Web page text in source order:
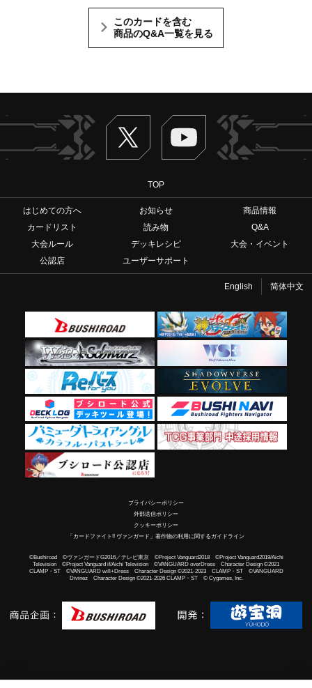
このカードを含む
商品のQ&A一覧を見る
Twitter ヴァンガードch
TOP
はじめての方へ お知らせ
商品情報
カードリスト
読み物
Q&A
大会ルール
デッキレシピ
大会・イベント
公認店
ユーザーサポート
English 简体中文
プライバシーポリシー
外部送信ポリシー
クッキーポリシー
「カードファイト!! ヴァンガード」著作物の利用に関するガイドライン
©Bushiroad ©ヴァンガードG2016／テレビ東京 ©Project Vanguard2018 ©Project Vanguard2019/Aichi
Television ©Project Vanguard if/Aichi Television ©VANGUARD overDress Character Design ©2021
CLAMP・ST ©VANGUARD will+Dress Character Design ©2021-2023 CLAMP・ST ©VANGUARD
Divinez Character Design ©2021-2026 CLAMP・ST © Cygames, Inc.